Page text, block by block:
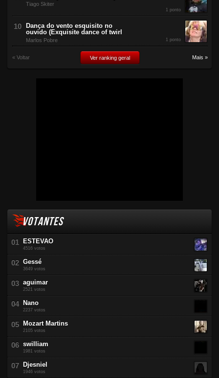
Tiago Skiter
1 ponto
Dança do vento esquisito no
ouvido (Exquisite dance of twirl
Marlos Pobre 1 ponto
« Voltar Ver ranking geral Mais »
VOTANTES
ESTEVAO
4516 votos
Gessé
3649 votos
aguimar
2521 votos
Nano
2237 votos
Mozart Martins
2105 votos
swilliam
1981 votos
Djesniel
1946 votos